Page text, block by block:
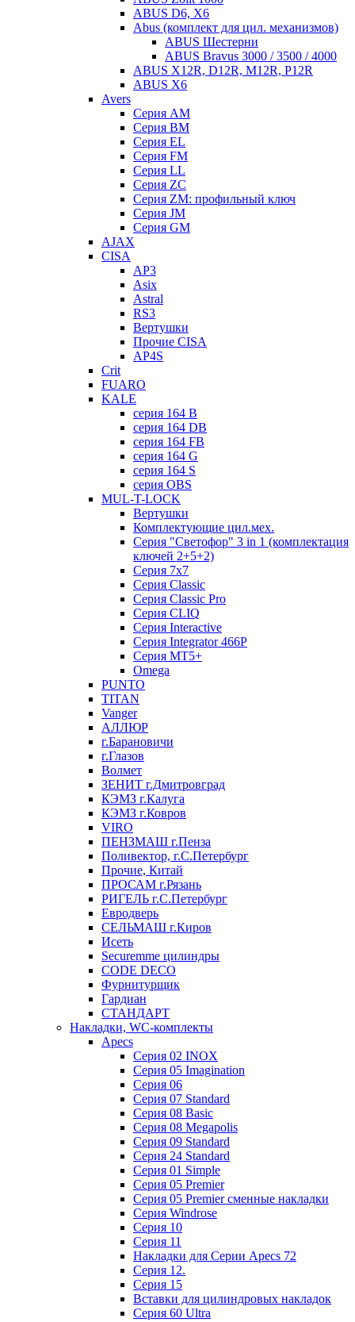
ABUS D6, X6
Abus (комплект для цил. механизмов)
ABUS Шестерни
ABUS Bravus 3000 / 3500 / 4000
ABUS X12R, D12R, M12R, P12R
ABUS X6
Avers
Серия AM
Серия BM
Серия EL
Серия FM
Серия LL
Серия ZC
Серия ZM: профильный ключ
Серия JM
Серия GM
AJAX
CISA
AP3
Asix
Astral
RS3
Вертушки
Прочие CISA
AP4S
Crit
FUARO
KALE
серия 164 B
серия 164 DB
серия 164 FB
серия 164 G
серия 164 S
серия OBS
MUL-T-LOCK
Вертушки
Комплектующие цил.мех.
Серия "Светофор" 3 in 1 (комплектация
ключей 2+5+2)
Серия 7х7
Серия Classic
Серия Classic Pro
Серия CLIQ
Серия Interactive
Серия Integrator 466P
Серия MT5+
Omega
PUNTO
TITAN
Vanger
АЛЛЮР
г.Барановичи
г.Глазов
Волмет
ЗЕНИТ г.Дмитровград
КЭМЗ г.Калуга
КЭМЗ г.Ковров
VIRO
ПЕНЗМАШ г.Пенза
Поливектор, г.С.Петербург
Прочие, Китай
ПРОСАМ г.Рязань
РИГЕЛЬ г.С.Петербург
Евродверь
СЕЛЬМАШ г.Киров
Исеть
Securemme цилиндры
CODE DECO
Фурнитурщик
Гардиан
СТАНДАРТ
Накладки, WC-комплекты
Apecs
Cерия 02 INOX
Cерия 05 Imagination
Cерия 06
Cерия 07 Standard
Cерия 08 Basic
Cерия 08 Megapolis
Cерия 09 Standard
Cерия 24 Standard
Серия 01 Simple
Серия 05 Premier
Серия 05 Premier сменные накладки
Cерия Windrose
Серия 10
Серия 11
Накладки для Серии Apecs 72
Серия 12.
Серия 15
Вставки для цилиндровых накладок
Серия 60 Ultra